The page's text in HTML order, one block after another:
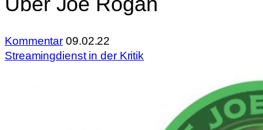
Kommentar 09.02.22
Streamingdienst in der Kritik